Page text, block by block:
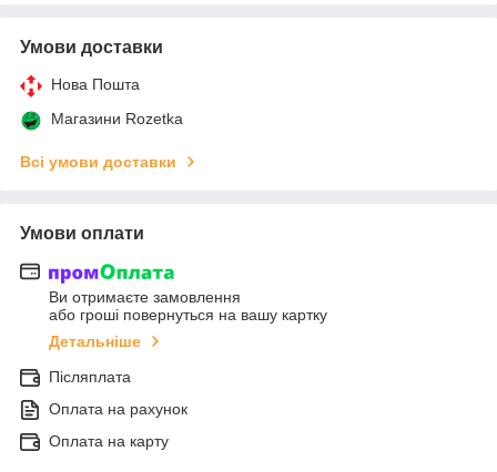
Умови доставки
Нова Пошта
Магазини Rozetka
Всі умови доставки
Умови оплати
Ви отримаєте замовлення
або гроші повернуться на вашу картку
Детальніше
Післяплата
Оплата на рахунок
Оплата на карту